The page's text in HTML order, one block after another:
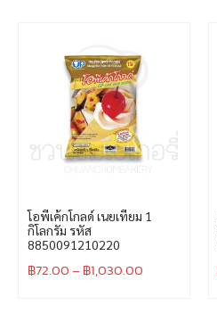
โอพีเค้กโกลด์ เนยเทียม 1
กิโลกรัม รหัส
8850091210220
฿72.00– ฿1,030.00